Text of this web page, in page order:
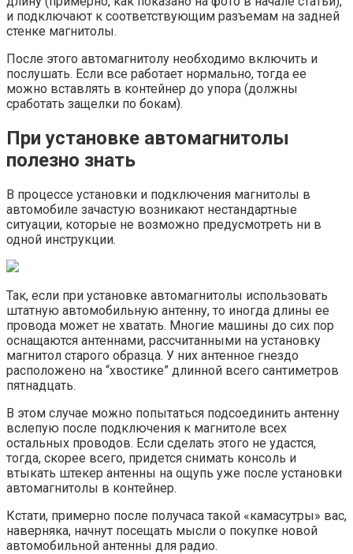
и подключают к соответствующим разъемам на задней
стенке магнитолы.
После этого автомагнитолу необходимо включить и
послушать. Если все работает нормально, тогда ее
можно вставлять в контейнер до упора (должны
сработать защелки по бокам).
При установке автомагнитолы
полезно знать
В процессе установки и подключения магнитолы в
автомобиле зачастую возникают нестандартные
ситуации, которые не возможно предусмотреть ни в
одной инструкции.
Так, если при установке автомагнитолы использовать
штатную автомобильную антенну, то иногда длины ее
провода может не хватать. Многие машины до сих пор
оснащаются антеннами, рассчитанными на установку
магнитол старого образца. У них антенное гнездо
расположено на “хвостике” длинной всего сантиметров
пятнадцать.
В этом случае можно попытаться подсоединить антенну
вслепую после подключения к магнитоле всех
остальных проводов. Если сделать этого не удастся,
тогда, скорее всего, придется снимать консоль и
втыкать штекер антенны на ощупь уже после установки
автомагнитолы в контейнер.
Кстати, примерно после получаса такой «камасутры» вас,
наверняка, начнут посещать мысли о покупке новой
автомобильной антенны для радио.